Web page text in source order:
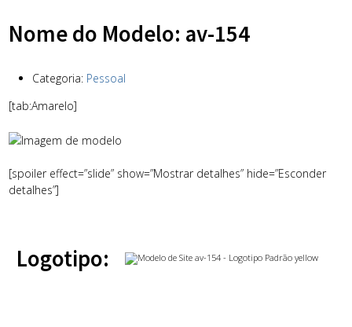
Nome do Modelo: av-154
Categoria: Pessoal
[tab:Amarelo]
[spoiler effect=”slide” show=”Mostrar detalhes” hide=”Esconder
detalhes”]
Logotipo: